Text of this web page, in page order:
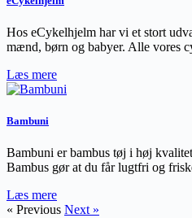
Hos eCykelhjelm har vi et stort
mænd, børn og babyer. Alle vores
Læs mere
Bambuni
Bambuni er bambus tøj i høj
Bambus gør at du får lugtfri og
Læs mere
« Previous Next »